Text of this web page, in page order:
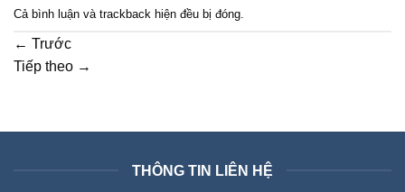
Cả bình luận và trackback hiện đều bị đóng.
← Trước
Tiếp theo →
THÔNG TIN LIÊN HỆ